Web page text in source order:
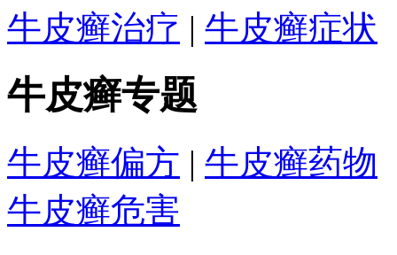
牛皮癣治疗 | 牛皮癣症状
牛皮癣专题
牛皮癣偏方 | 牛皮癣药物
牛皮癣危害